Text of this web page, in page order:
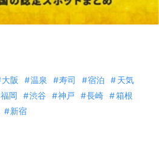
大阪 温泉 寿司 宿泊
天気
福岡 渋谷 神戸 長崎
箱根
新宿